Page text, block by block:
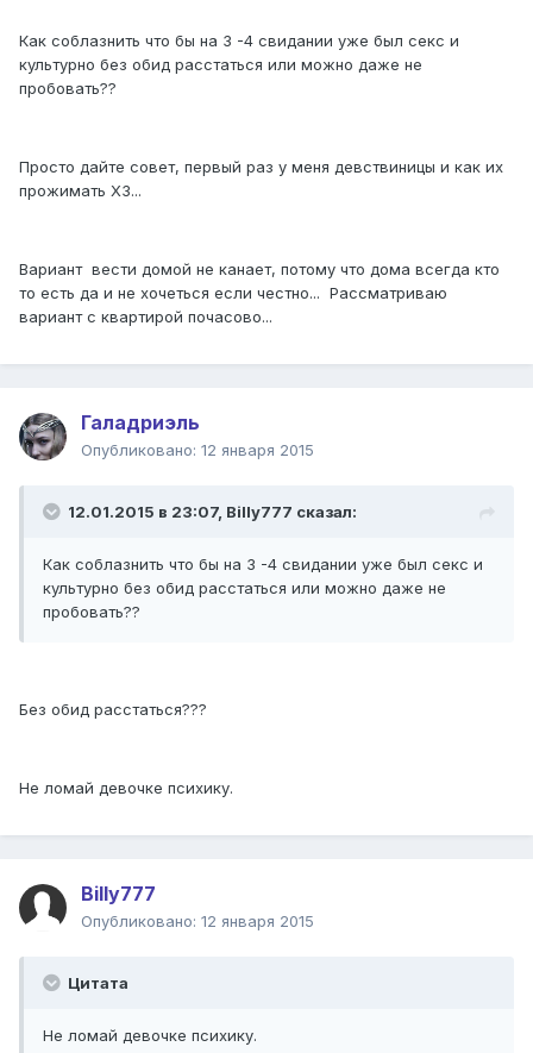
Как соблазнить что бы на 3 -4 свидании уже был секс и
культурно без обид расстаться или можно даже не
пробовать??
Просто дайте совет, первый раз у меня девствиницы и как их
прожимать ХЗ...
Вариант вести домой не канает, потому что дома всегда кто
то есть да и не хочеться если честно... Рассматриваю
вариант с квартирой почасово...
Галадриэль
Опубликовано: 12 января 2015
12.01.2015 в 23:07, Billy777 сказал:
Как соблазнить что бы на 3 -4 свидании уже был секс и
культурно без обид расстаться или можно даже не
пробовать??
Без обид расстаться???
Не ломай девочке психику.
Billy777
Опубликовано: 12 января 2015
Цитата
Не ломай девочке психику.